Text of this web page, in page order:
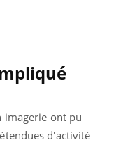
imagerie ont pu
d'activité